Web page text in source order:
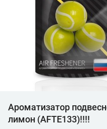
Ароматизатор
лимон (AFTE133)!!!!